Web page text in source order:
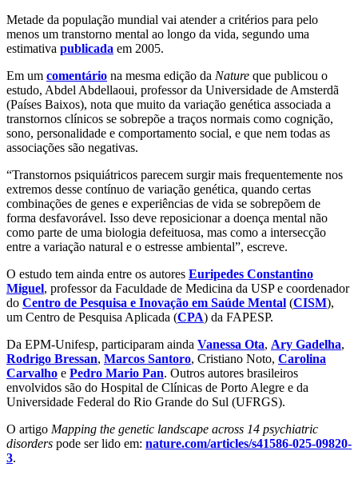
Metade da população mundial vai atender a critérios para pelo
menos um transtorno mental ao longo da vida, segundo uma
estimativa publicada em 2005.
Em um comentário na mesma edição da Nature que publicou o
estudo, Abdel Abdellaoui, professor da Universidade de Amsterdã
(Países Baixos), nota que muito da variação genética associada a
transtornos clínicos se sobrepõe a traços normais como cognição,
sono, personalidade e comportamento social, e que nem todas as
associações são negativas.
“Transtornos psiquiátricos parecem surgir mais frequentemente nos
extremos desse contínuo de variação genética, quando certas
combinações de genes e experiências de vida se sobrepõem de
forma desfavorável. Isso deve reposicionar a doença mental não
como parte de uma biologia defeituosa, mas como a intersecção
entre a variação natural e o estresse ambiental”, escreve.
O estudo tem ainda entre os autores Euripedes Constantino
Miguel, professor da Faculdade de Medicina da USP e coordenador
do Centro de Pesquisa e Inovação em Saúde Mental (CISM),
um Centro de Pesquisa Aplicada (CPA) da FAPESP.
Da EPM-Unifesp, participaram ainda Vanessa Ota, Ary Gadelha,
Rodrigo Bressan, Marcos Santoro, Cristiano Noto, Carolina
Carvalho e Pedro Mario Pan. Outros autores brasileiros
envolvidos são do Hospital de Clínicas de Porto Alegre e da
Universidade Federal do Rio Grande do Sul (UFRGS).
O artigo Mapping the genetic landscape across 14 psychiatric
disorders pode ser lido em: nature.com/articles/s41586-025-09820-
3.